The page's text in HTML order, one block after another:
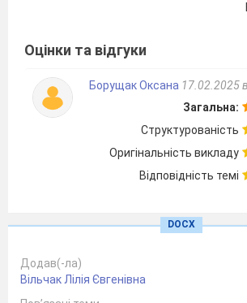
повага до мови;
слухатиуважно один
висловлювання коротко і
будемо гарно
спілкуватися ви визначите
допомогою вправи «Мікрофон»
2.Вправа «
прислів’я«Добро роби, добре
Оцінки та відгуки
Борущак Оксана 17.02.2025
Загальна:
Структурованість
Оригінальність викладу
Відповідність темі
DOCX
Додав(-ла)
Вільчак Лілія Євгенівна